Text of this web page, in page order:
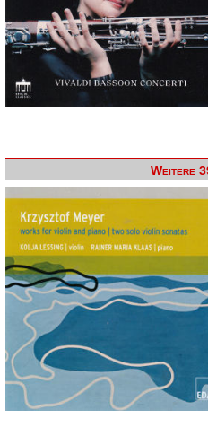
Weitere